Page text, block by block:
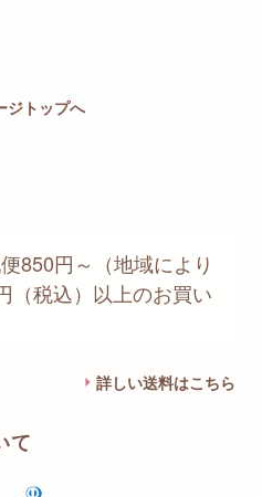
ジトップへ
850円～（地域により
（税込）以上のお買い
詳しい送料はこちら
て